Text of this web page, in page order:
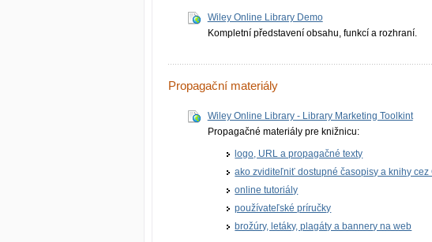
Wiley Online Library Demo
Kompletní představení obsahu, funkcí a rozhraní.
Propagační materiály
Wiley Online Library - Library Marketing Toolkint
Propagačné materiály pre knižnicu:
logo, URL a propagačné texty
ako zviditeľniť dostupné časopisy a knihy cez
online tutoriály
používateľské príručky
brožúry, letáky, plagáty a bannery na web